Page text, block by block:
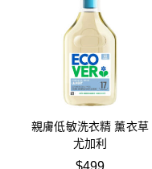
親膚低敏洗衣精 薰衣草
尤加利